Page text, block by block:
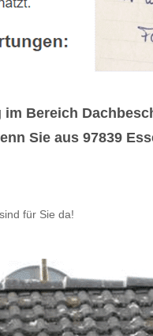
Bereich
Sie aus 97839
für Sie da!